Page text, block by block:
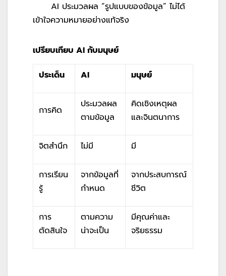
AI ประมวลผล “รูปแบบของข้อมูล” ไม่ได้
เข้าใจความหมายอย่างแท้จริง
เปรียบเทียบ AI กับมนุษย์
ประเด็น AI มนุษย์
การคิด
ประมวลผล
ตามข้อมูล
คิดเชิงเหตุผล
และจินตนาการ
จิตสำนึก ไม่มี มี
การเรียน
รู้
จากข้อมูลที่
กำหนด
จากประสบการณ์
ชีวิต
การ
ตัดสินใจ
ตามความ
น่าจะเป็น
มีคุณค่าและ
จริยธรรม